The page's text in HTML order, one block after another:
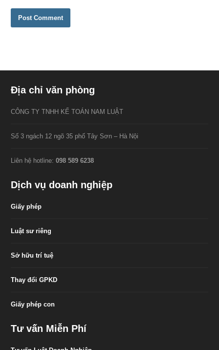
Địa chỉ văn phòng
CÔNG TY TNHH KẾ TOÁN NAM LUẬT
Số 3 ngách 12 ngõ 35 phố Tây Sơn – Hà Nội
Liên hệ hotline:098 589 6238
Dịch vụ doanh nghiệp
Giấy phép
Luật sư riêng
Sở hữu trí tuệ
Thay đổi GPKD
Giấy phép con
Tư vấn Miễn Phí